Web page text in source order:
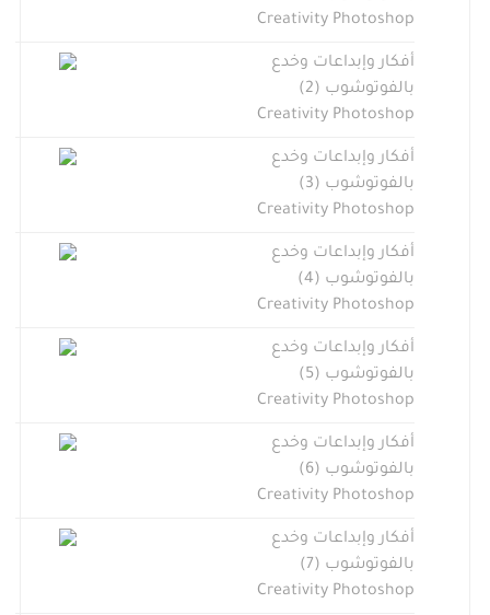
Creativity Photoshop
أفكار وإبداعات وخدع
بالفوتوشوب (2)
Creativity Photoshop
أفكار وإبداعات وخدع
بالفوتوشوب (3)
Creativity Photoshop
أفكار وإبداعات وخدع
بالفوتوشوب (4)
Creativity Photoshop
أفكار وإبداعات وخدع
بالفوتوشوب (5)
Creativity Photoshop
أفكار وإبداعات وخدع
بالفوتوشوب (6)
Creativity Photoshop
أفكار وإبداعات وخدع
بالفوتوشوب (7)
Creativity Photoshop